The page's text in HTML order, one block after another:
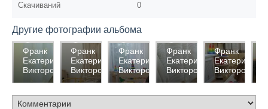
Скачиваний
0
Другие фотографии альбома
2604
0
0
Франк
Екатерина
Викторовна
2511
0
0
Франк
Екатерина
Викторовна
2597
0
0
Франк
Екатерина
Викторовна
2576
0
0
Франк
Екатерина
Викторовна
2558
0
0
Франк
Екатерина
Викторовна